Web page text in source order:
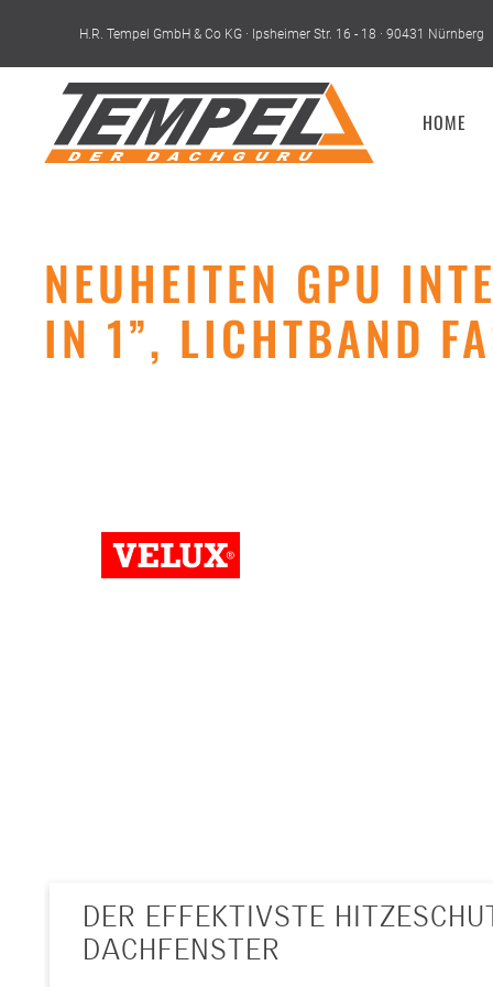
Skip to main content
H.R. Tempel GmbH & Co KG · Ipsheimer Str. 16 - 18 · 90431 Nürnberg
HOME
NEUHEITEN GPU
IN 1”, LICHTBAND
STEIGERN SIE IHREN
AUTOMATISCHEN VELUX